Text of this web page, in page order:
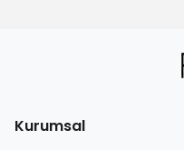
Kurumsal